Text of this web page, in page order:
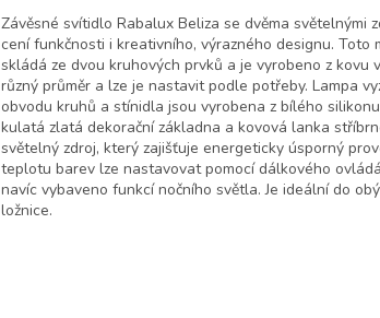
Závěsné svítidlo Rabalux Beliza se dvěma světelnými
cení funkčnosti i kreativního, výrazného designu. Toto
skládá ze dvou kruhových prvků a je vyrobeno z kovu
různý průměr a lze je nastavit podle potřeby. Lampa
obvodu kruhů a stínidla jsou vyrobena z bílého
kulatá zlatá dekorační základna a kovová lanka
světelný zdroj, který zajišťuje energeticky úsporný
teplotu barev lze nastavovat pomocí dálkového
navíc vybaveno funkcí nočního světla. Je ideální do
ložnice.